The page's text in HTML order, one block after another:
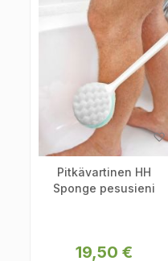
Pitkävartinen HH
Sponge pesusieni
19,50 €